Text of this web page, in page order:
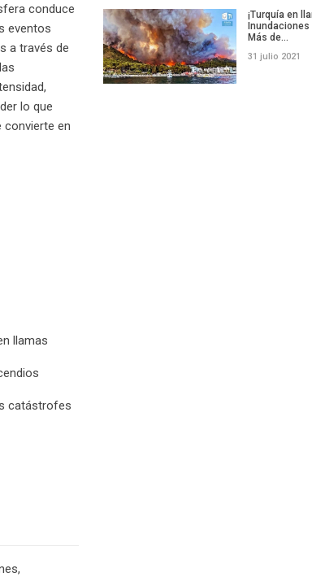
conduce
eventos
a través de
lo que
en
llamas
catástrofes
aterrizar:
pasando...
29 marzo 2026
qué estamos
¡Turquía en
Más de...
31 julio 2021
¿QUÉ
CLIMA? El